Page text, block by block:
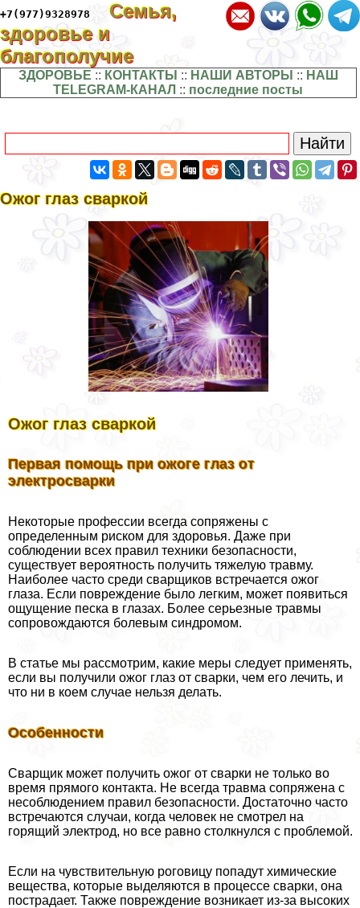
+7(977)9328978
Семья,
здоровье и
благополучие
ЗДОРОВЬЕ :: КОНТАКТЫ :: НАШИ АВТОРЫ :: НАШ
TELEGRAM-КАНАЛ :: последние посты
Ожог глаз сваркой
Ожог глаз сваркой
Первая помощь при ожоге глаз от
электросварки
Некоторые профессии всегда сопряжены с
определенным риском для здоровья. Даже при
соблюдении всех правил техники безопасности,
существует вероятность получить тяжелую травму.
Наиболее часто среди сварщиков встречается ожог
глаза. Если повреждение было легким, может появиться
ощущение песка в глазах. Более серьезные травмы
сопровождаются болевым синдромом.
В статье мы рассмотрим, какие меры следует применять,
если вы получили ожог глаз от сварки, чем его лечить, и
что ни в коем случае нельзя делать.
Особенности
Сварщик может получить ожог от сварки не только во
время прямого контакта. Не всегда травма сопряжена с
несоблюдением правил безопасности. Достаточно часто
встречаются случаи, когда человек не смотрел на
горящий электрод, но все равно столкнулся с проблемой.
Если на чувствительную роговицу попадут химические
вещества, которые выделяются в процессе сварки, она
пострадает. Также повреждение возникает из-за высоких